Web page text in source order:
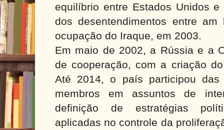
equilíbrio entre Estados Unidos
dos desentendimentos entre
ocupação do Iraque, em 2003.
Em maio de 2002, a Rússia e a
de cooperação, com a criação
Até 2014, o país participou
membros em assuntos de
definição de estratégias
aplicadas no controle da